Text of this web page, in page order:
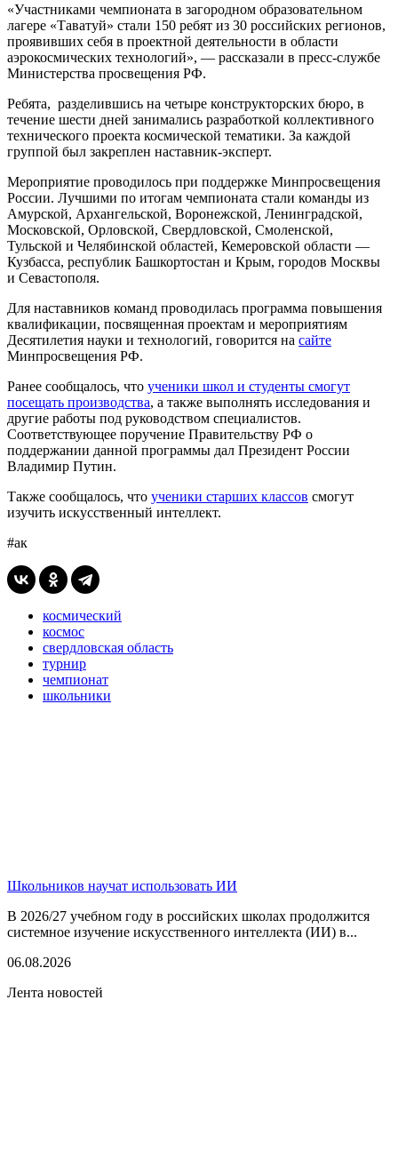
«Участниками чемпионата в загородном образовательном
лагере «Таватуй» стали 150 ребят из 30 российских регионов,
проявивших себя в проектной деятельности в области
аэрокосмических технологий», — рассказали в пресс-службе
Министерства просвещения РФ.
Ребята, разделившись на четыре конструкторских бюро, в
течение шести дней занимались разработкой коллективного
технического проекта космической тематики. За каждой
группой был закреплен наставник-эксперт.
Мероприятие проводилось при поддержке Минпросвещения
России. Лучшими по итогам чемпионата стали команды из
Амурской, Архангельской, Воронежской, Ленинградской,
Московской, Орловской, Свердловской, Смоленской,
Тульской и Челябинской областей, Кемеровской области —
Кузбасса, республик Башкортостан и Крым, городов Москвы
и Севастополя.
Для наставников команд проводилась программа повышения
квалификации, посвященная проектам и мероприятиям
Десятилетия науки и технологий, говорится на сайте
Минпросвещения РФ.
Ранее сообщалось, что ученики школ и студенты смогут
посещать производства, а также выполнять исследования и
другие работы под руководством специалистов.
Соответствующее поручение Правительству РФ о
поддержании данной программы дал Президент России
Владимир Путин.
Также сообщалось, что ученики старших классов смогут
изучить искусственный интеллект.
#ак
космический
космос
свердловская область
турнир
чемпионат
школьники
Школьников научат использовать ИИ
В 2026/27 учебном году в российских школах продолжится
системное изучение искусственного интеллекта (ИИ) в...
06.08.2026
Лента новостей